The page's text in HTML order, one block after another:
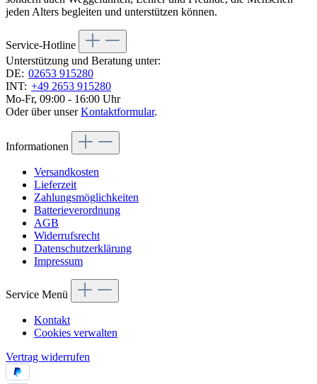
jeden Alters begleiten und unterstützen können.
Service-Hotline
Unterstützung und Beratung unter:
DE: 02653 915280
INT: +49 2653 915280
Mo-Fr, 09:00 - 16:00 Uhr
Oder über unserKontaktformular.
Informationen
Versandkosten
Lieferzeit
Zahlungsmöglichkeiten
Batterieverordnung
AGB
Widerrufsrecht
Datenschutzerklärung
Impressum
Service Menü
Kontakt
Cookies verwalten
Vertrag widerrufen